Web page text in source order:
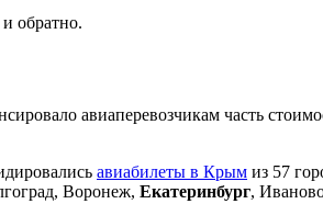
обратно.
авиаперевозчикам часть
авиабилеты в Крым из 57
Воронеж, Екатеринбург,